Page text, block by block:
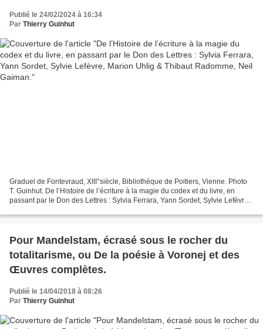
Marion Uhlig & Thibaut Radomme, Neil Gaiman.
Publié le 24/02/2024 à 16:34
Par Thierry Guinhut
Graduel de Fontevraud, XIII°siècle, Bibliothèque de Poitiers, Vienne. Photo
T. Guinhut. De l’Histoire de l’écriture à la magie du codex et du livre, en
passant par le Don des Lettres : Sylvia Ferrara, Yann Sordet, Sylvie Lefèvre,
Pour Mandelstam, écrasé sous le rocher du
totalitarisme, ou De la poésie à Voronej et des
Œuvres complètes.
Publié le 14/04/2018 à 08:26
Par Thierry Guinhut